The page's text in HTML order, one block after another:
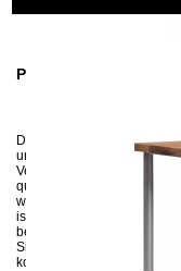
Product information
Der Nachttisch NODUS
und ist
nicht nur für ein
Verpasse Deinem
quadratische
Ablage
wichtigsten Objekte
ist sehr praktisch und eine
bekommt eine
Silber. Solltes Du eine
kontaktieren.